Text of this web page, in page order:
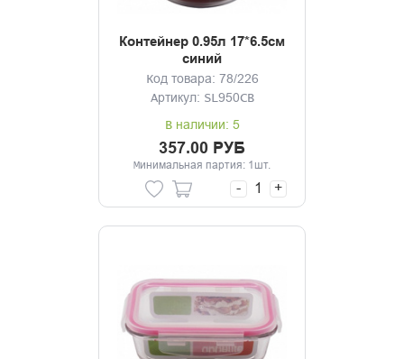
Контейнер 0.95л 17*6.5см
синий
Код товара: 78/226
Артикул: SL950CB
В наличии: 5
357.00 РУБ
Минимальная партия: 1шт.
- +